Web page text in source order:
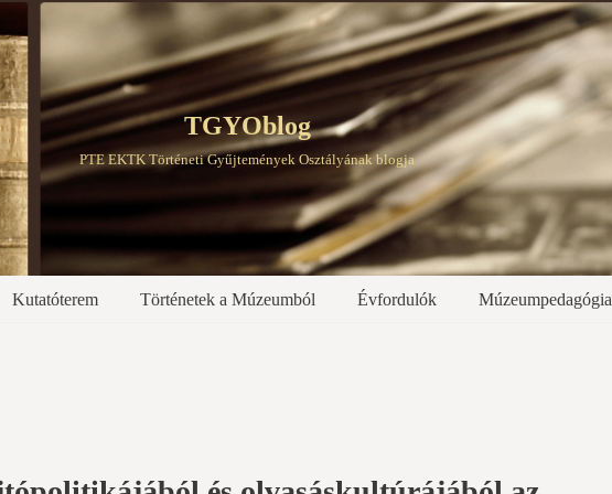
TGYOblog
PTE EKTK Történeti Gyűjtemények Osztályának blogja
Kutatóterem Történetek a Múzeumból Évfordulók Múzeumpedagógia